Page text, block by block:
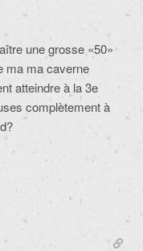
une grosse «50»
ma ma caverne
atteindre à la 3e
complètement à